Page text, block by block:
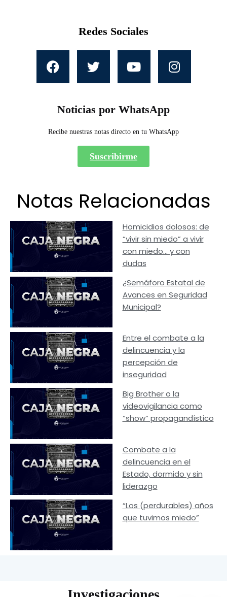
Redes Sociales
Noticias por WhatsApp
Recibe nuestras notas directo en tu WhatsApp
Suscribirme
Notas Relacionadas
Homicidios dolosos: de
“vivir sin miedo” a vivir
con miedo… y con
dudas
¿Semáforo Estatal de
Avances en Seguridad
Municipal?
Entre el combate a la
delincuencia y la
percepción de
inseguridad
Big Brother o la
videovigilancia como
“show” propagandístico
Combate a la
delincuencia en el
Estado, dormido y sin
liderazgo
“Los (perdurables) años
que tuvimos miedo”